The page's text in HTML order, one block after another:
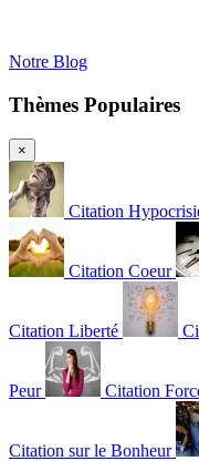
Notre Blog
Thèmes Populaires
×
Citation
Citation Coeur
Citation Liberté
Peur Citation
Citation sur le Bonheur